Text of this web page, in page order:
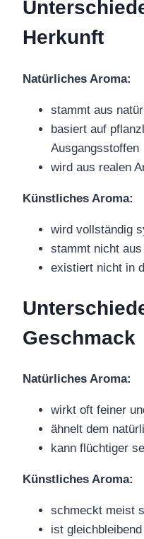
Herkunft
Natürliches Aroma:
stammt aus
basiert auf
Ausgangsstoffen
wird aus realen
Künstliches Aroma:
wird vollständig
stammt nicht
existiert nicht in
Geschmack
Natürliches Aroma:
wirkt oft feiner
ähnelt dem
kann flüchtiger
Künstliches Aroma:
schmeckt meist
ist